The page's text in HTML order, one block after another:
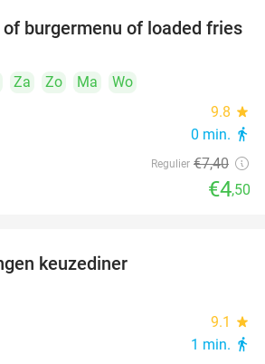
39%
burgermenu of loaded fries
Za Zo Ma
Wo
9.8 star
0 min. directions_walk
Regulier €7,40
€4,50
keuzediner
9.1 star
1 min. directions_walk